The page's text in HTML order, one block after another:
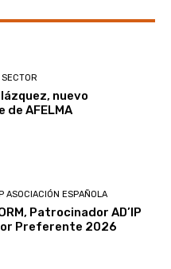
nuevo
AFELMA
ASOCIACIÓN ESPAÑOLA
Patrocinador AD’IP
Preferente 2026